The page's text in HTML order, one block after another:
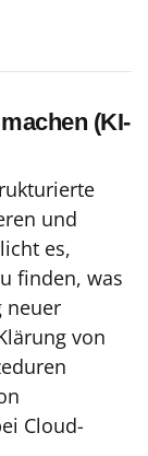
(KI-
und
es,
finden, was
neuer
von
Cloud-